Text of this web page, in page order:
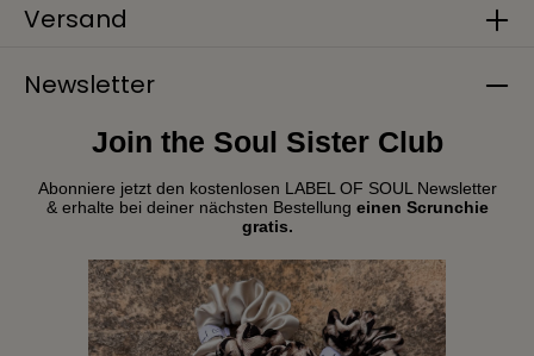
Versand
Newsletter
Join the Soul Sister Club
Abonniere jetzt den kostenlosen LABEL OF SOUL Newsletter
& erhalte bei deiner nächsten Bestellung einen Scrunchie
gratis.